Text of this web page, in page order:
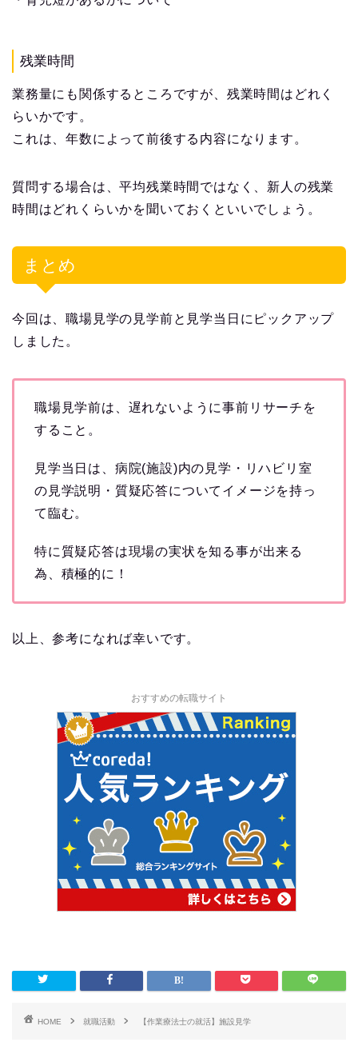
残業時間
業務量にも関係するところですが、残業時間はどれく
らいかです。
これは、年数によって前後する内容になります。
質問する場合は、平均残業時間ではなく、新人の残業
時間はどれくらいかを聞いておくといいでしょう。
まとめ
今回は、職場見学の見学前と見学当日にピックアップ
しました。
職場見学前は、遅れないように事前リサーチを
すること。
見学当日は、病院(施設)内の見学・リハビリ室
の見学説明・質疑応答についてイメージを持っ
て臨む。
特に質疑応答は現場の実状を知る事が出来る
為、積極的に！
以上、参考になれば幸いです。
おすすめの転職サイト
HOME 就職活動 【作業療法士の就活】施設見学